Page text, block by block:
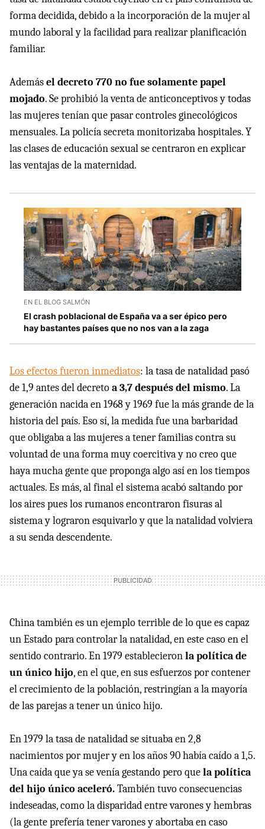
forma decidida, debido a la incorporación de la mujer al
mundo laboral y la facilidad para realizar planificación
familiar.
Ademásel decreto 770 no fue solamente papel
mojado. Se prohibió la venta de anticonceptivos y todas
las mujeres tenían que pasar controles ginecológicos
mensuales. La policía secreta monitorizaba hospitales. Y
las clases de educación sexual se centraron en explicar
las ventajas de la maternidad.
EN EL BLOG SALMÓN
El crash poblacional de España va a ser épico pero
hay bastantes países que no nos van a la zaga
Los efectos fueron inmediatos: la tasa de natalidad pasó
de 1,9 antes del decretoa 3,7 después del mismo. La
generación nacida en 1968 y 1969 fue la más grande de la
historia del país. Eso sí, la medida fue una barbaridad
que obligaba a las mujeres a tener familias contra su
voluntad de una forma muy coercitiva y no creo que
haya mucha gente que proponga algo así en los tiempos
actuales. Es más, al final el sistema acabó saltando por
los aires pues los rumanos encontraron fisuras al
sistema y lograron esquivarlo y que la natalidad volviera
a su senda descendente.
China también es un ejemplo terrible de lo que es capaz
un Estado para controlar la natalidad, en este caso en el
sentido contrario. En 1979 establecieronla política de
un único hijo, en el que, en sus esfuerzos por contener
el crecimiento de la población, restringían a la mayoría
de las parejas a tener un único hijo.
En 1979 la tasa de natalidad se situaba en 2,8
nacimientos por mujer y en los años 90 había caído a 1,5.
Una caída que ya se venía gestando pero quela política
del hijo único aceleró.También tuvo consecuencias
indeseadas, como la disparidad entre varones y hembras
(la gente prefería tener varones y abortaba en caso